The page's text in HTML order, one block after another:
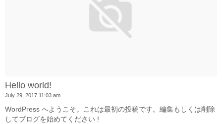
Hello world!
July 29, 2017 11:03 am
WordPress へようこそ。これは最初の投稿です。編集もしくは削除
してブログを始めてください !